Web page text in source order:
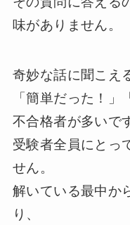
味がありません。
奇妙な話に聞こえ
「簡単だった！
不合格者が多いで
受験者全員にとっ
せん。
解いている最中か
り、